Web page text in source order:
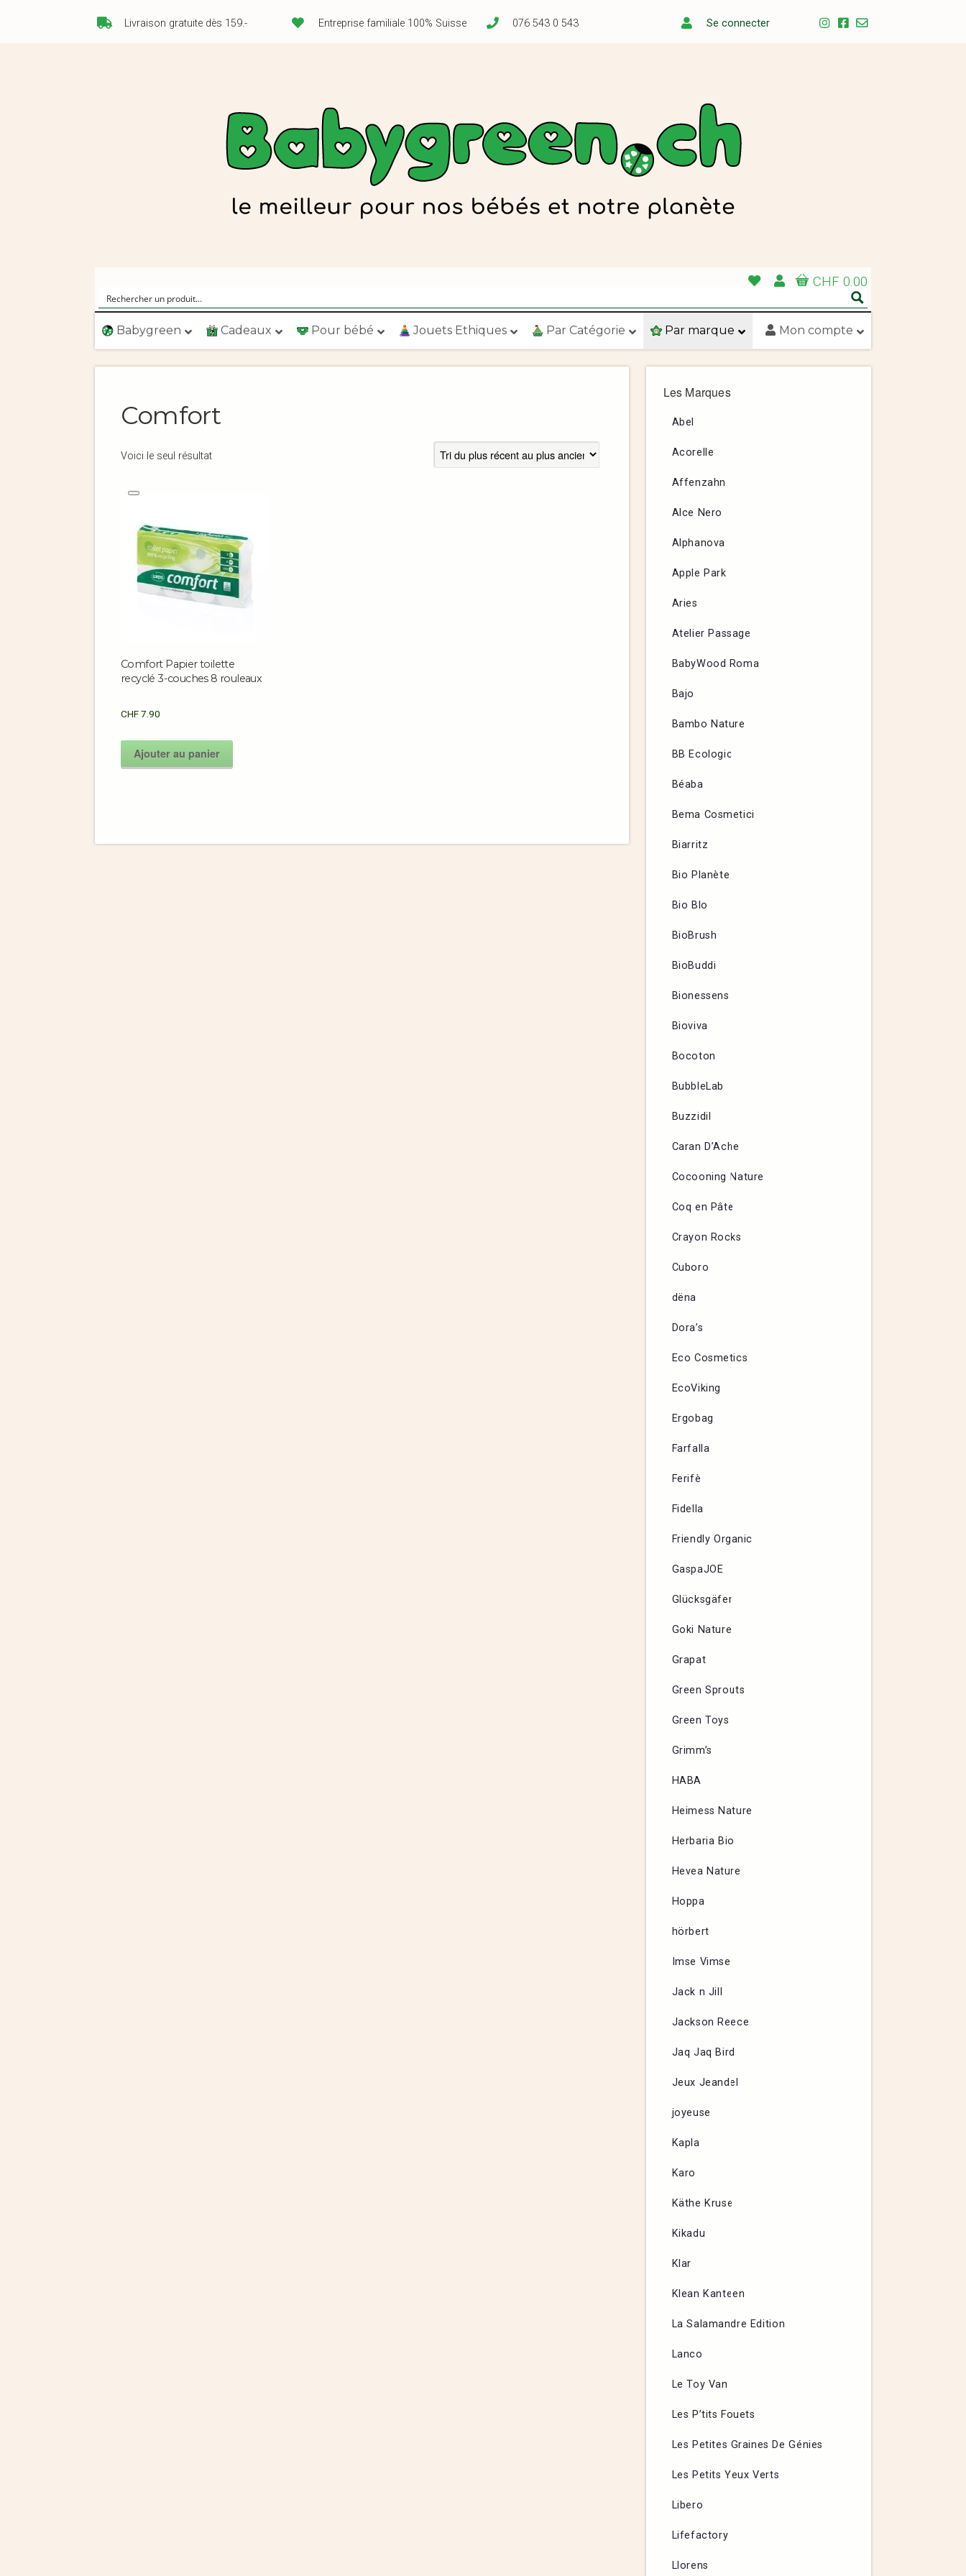
Livraison gratuite dès 159.- Entreprise familiale 100% Suisse 076 543 0 543 Se connecter
CHF 0.00
Babygreen Cadeaux Pour bébé Jouets Ethiques Par Catégorie Par marque Mon compte
Comfort
Voici le seul résultat
Comfort Papier toilette
recyclé 3-couches 8 rouleaux
CHF7.90
Ajouter au panier
Les Marques
Abel
Acorelle
Affenzahn
Alce Nero
Alphanova
Apple Park
Aries
Atelier Passage
BabyWood Roma
Bajo
Bambo Nature
BB Ecologic
Béaba
Bema Cosmetici
Biarritz
Bio Planète
Bio Blo
BioBrush
BioBuddi
Bionessens
Bioviva
Bocoton
BubbleLab
Buzzidil
Caran D’Ache
Cocooning Nature
Coq en Pâte
Crayon Rocks
Cuboro
dëna
Dora’s
Eco Cosmetics
EcoViking
Ergobag
Farfalla
Ferifè
Fidella
Friendly Organic
GaspaJOE
Glücksgäfer
Goki Nature
Grapat
Green Sprouts
Green Toys
Grimm’s
HABA
Heimess Nature
Herbaria Bio
Hevea Nature
Hoppa
hörbert
Imse Vimse
Jack n Jill
Jackson Reece
Jaq Jaq Bird
Jeux Jeandel
joyeuse
Kapla
Karo
Käthe Kruse
Kikadu
Klar
Klean Kanteen
La Salamandre Edition
Lanco
Le Toy Van
Les P’tits Fouets
Les Petites Graines De Génies
Les Petits Yeux Verts
Libero
Lifefactory
Llorens